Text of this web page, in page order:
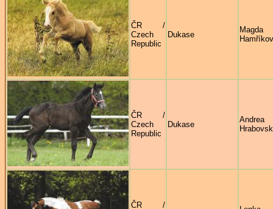
ČR /
Czech
Republic
Dukase
Magda
ČR /
Czech
Republic
Dukase
Andrea
ČR /